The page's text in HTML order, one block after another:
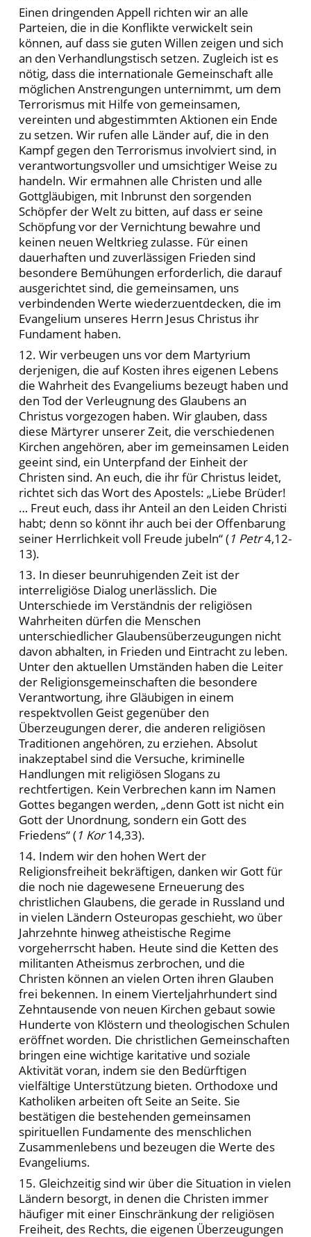
Einen dringenden Appell richten wir an alle
Parteien, die in die Konflikte verwickelt sein
können, auf dass sie guten Willen zeigen und sich
an den Verhandlungstisch setzen. Zugleich ist es
nötig, dass die internationale Gemeinschaft alle
möglichen Anstrengungen unternimmt, um dem
Terrorismus mit Hilfe von gemeinsamen,
vereinten und abgestimmten Aktionen ein Ende
zu setzen. Wir rufen alle Länder auf, die in den
Kampf gegen den Terrorismus involviert sind, in
verantwortungsvoller und umsichtiger Weise zu
handeln. Wir ermahnen alle Christen und alle
Gottgläubigen, mit Inbrunst den sorgenden
Schöpfer der Welt zu bitten, auf dass er seine
Schöpfung vor der Vernichtung bewahre und
keinen neuen Weltkrieg zulasse. Für einen
dauerhaften und zuverlässigen Frieden sind
besondere Bemühungen erforderlich, die darauf
ausgerichtet sind, die gemeinsamen, uns
verbindenden Werte wiederzuentdecken, die im
Evangelium unseres Herrn Jesus Christus ihr
Fundament haben.
12. Wir verbeugen uns vor dem Martyrium
derjenigen, die auf Kosten ihres eigenen Lebens
die Wahrheit des Evangeliums bezeugt haben und
den Tod der Verleugnung des Glaubens an
Christus vorgezogen haben. Wir glauben, dass
diese Märtyrer unserer Zeit, die verschiedenen
Kirchen angehören, aber im gemeinsamen Leiden
geeint sind, ein Unterpfand der Einheit der
Christen sind. An euch, die ihr für Christus leidet,
richtet sich das Wort des Apostels: „Liebe Brüder!
… Freut euch, dass ihr Anteil an den Leiden Christi
habt; denn so könnt ihr auch bei der Offenbarung
seiner Herrlichkeit voll Freude jubeln“ (1 Petr4,12-
13).
13. In dieser beunruhigenden Zeit ist der
interreligiöse Dialog unerlässlich. Die
Unterschiede im Verständnis der religiösen
Wahrheiten dürfen die Menschen
unterschiedlicher Glaubensüberzeugungen nicht
davon abhalten, in Frieden und Eintracht zu leben.
Unter den aktuellen Umständen haben die Leiter
der Religionsgemeinschaften die besondere
Verantwortung, ihre Gläubigen in einem
respektvollen Geist gegenüber den
Überzeugungen derer, die anderen religiösen
Traditionen angehören, zu erziehen. Absolut
inakzeptabel sind die Versuche, kriminelle
Handlungen mit religiösen Slogans zu
rechtfertigen. Kein Verbrechen kann im Namen
Gottes begangen werden, „denn Gott ist nicht ein
Gott der Unordnung, sondern ein Gott des
Friedens“ (1 Kor14,33).
14. Indem wir den hohen Wert der
Religionsfreiheit bekräftigen, danken wir Gott für
die noch nie dagewesene Erneuerung des
christlichen Glaubens, die gerade in Russland und
in vielen Ländern Osteuropas geschieht, wo über
Jahrzehnte hinweg atheistische Regime
vorgeherrscht haben. Heute sind die Ketten des
militanten Atheismus zerbrochen, und die
Christen können an vielen Orten ihren Glauben
frei bekennen. In einem Vierteljahrhundert sind
Zehntausende von neuen Kirchen gebaut sowie
Hunderte von Klöstern und theologischen Schulen
eröffnet worden. Die christlichen Gemeinschaften
bringen eine wichtige karitative und soziale
Aktivität voran, indem sie den Bedürftigen
vielfältige Unterstützung bieten. Orthodoxe und
Katholiken arbeiten oft Seite an Seite. Sie
bestätigen die bestehenden gemeinsamen
spirituellen Fundamente des menschlichen
Zusammenlebens und bezeugen die Werte des
Evangeliums.
15. Gleichzeitig sind wir über die Situation in vielen
Ländern besorgt, in denen die Christen immer
häufiger mit einer Einschränkung der religiösen
Freiheit, des Rechts, die eigenen Überzeugungen